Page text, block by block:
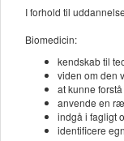
I forhold til
Biomedicin:
kendskab til
viden om den
at kunne
anvende en
indgå i fagligt
identificere